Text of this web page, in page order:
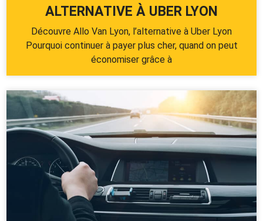
ALTERNATIVE À UBER LYON
Découvre Allo Van Lyon, l’alternative à Uber Lyon
Pourquoi continuer à payer plus cher, quand on peut
économiser grâce à